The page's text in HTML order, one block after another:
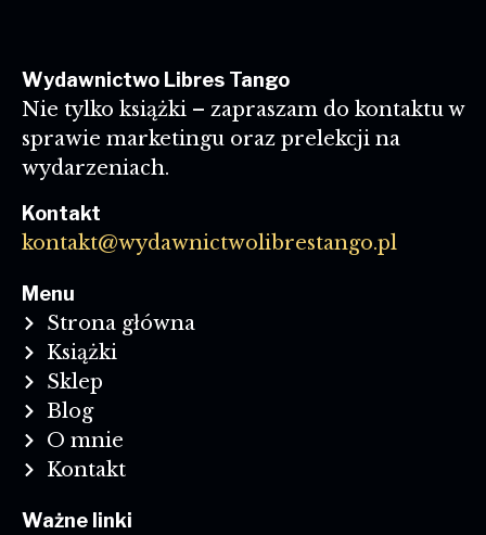
Wydawnictwo Libres Tango
Nie tylko książki – zapraszam do kontaktu w
sprawie marketingu oraz prelekcji na
wydarzeniach.
Kontakt
kontakt@wydawnictwolibrestango.pl
Menu
Strona główna
Książki
Sklep
Blog
O mnie
Kontakt
Ważne linki